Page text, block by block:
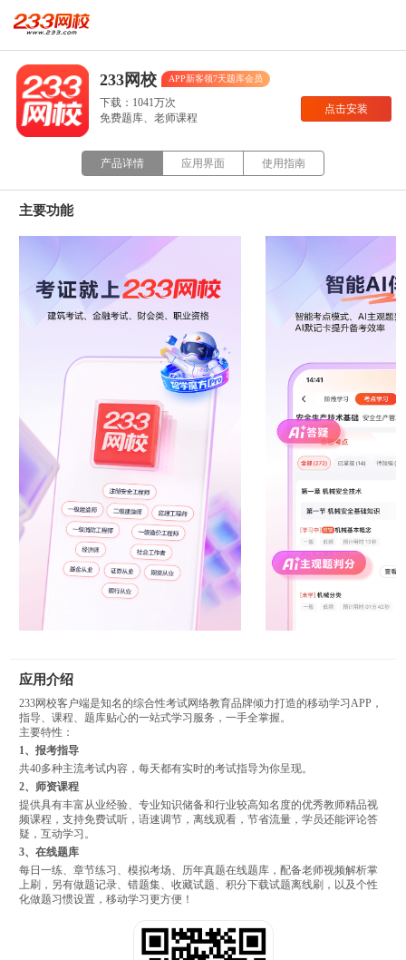
233网校 APP新客领7天题库会员
下载：1041万次
免费题库、老师课程
点击安装
产品详情 应用界面 使用指南
主要功能
应用介绍
233网校客户端是知名的综合性考试网络教育品牌倾力打造的移动学习APP，
指导、课程、题库贴心的一站式学习服务，一手全掌握。
主要特性：
1、报考指导
共40多种主流考试内容，每天都有实时的考试指导为你呈现。
2、师资课程
提供具有丰富从业经验、专业知识储备和行业较高知名度的优秀教师精品视
频课程，支持免费试听，语速调节，离线观看，节省流量，学员还能评论答
疑，互动学习。
3、在线题库
每日一练、章节练习、模拟考场、历年真题在线题库，配备老师视频解析掌
上刷，另有做题记录、错题集、收藏试题、积分下载试题离线刷，以及个性
化做题习惯设置，移动学习更方便！